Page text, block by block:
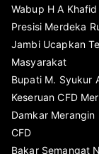
Wabup H A
Presisi Merdeka
Jambi Ucapkan
Masyarakat
Bupati M. Syukur
Keseruan CFD
Damkar Merangin
CFD
Bakar Semangat